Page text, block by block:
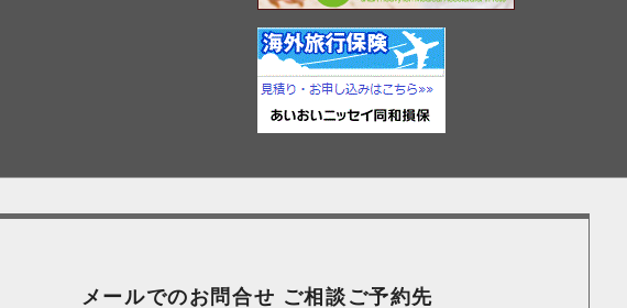
メールでのお問合せ ご相談ご予約先